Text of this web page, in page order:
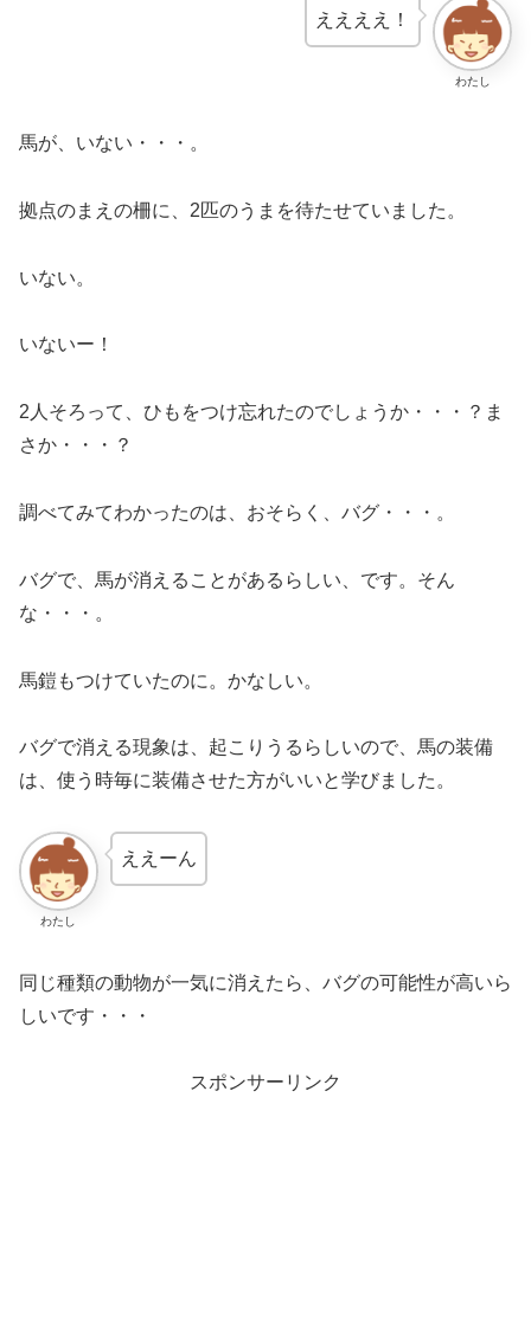
わたし
ええええ！
馬が、いない・・・。
拠点のまえの柵に、2匹のうまを待たせていました。
いない。
いないー！
2人そろって、ひもをつけ忘れたのでしょうか・・・？ま
さか・・・？
調べてみてわかったのは、おそらく、バグ・・・。
バグで、馬が消えることがあるらしい、です。そん
な・・・。
馬鎧もつけていたのに。かなしい。
バグで消える現象は、起こりうるらしいので、馬の装備
は、使う時毎に装備させた方がいいと学びました。
わたし
ええーん
同じ種類の動物が一気に消えたら、バグの可能性が高いら
しいです・・・
スポンサーリンク